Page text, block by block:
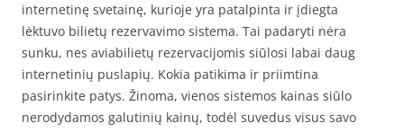
internetinę svetainę, kurioje yra patalpinta ir įdiegta
lėktuvo bilietų rezervavimo sistema. Tai padaryti nėra
sunku, nes aviabilietų rezervacijomis siūlosi labai daug
internetinių puslapių. Kokia patikima ir priimtina
pasirinkite patys. Žinoma, vienos sistemos kainas siūlo
nerodydamos galutinių kainų, todėl suvedus visus savo